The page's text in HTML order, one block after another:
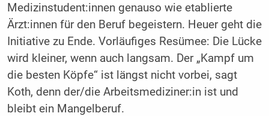
Medizinstudent:innen genauso wie etablierte
Ärzt:innen für den Beruf begeistern. Heuer geht die
Initiative zu Ende. Vorläufiges Resümee: Die Lücke
wird kleiner, wenn auch langsam. Der „Kampf um
die besten Köpfe“ ist längst nicht vorbei, sagt
Koth, denn der/die Arbeitsmediziner:in ist und
bleibt ein Mangelberuf.